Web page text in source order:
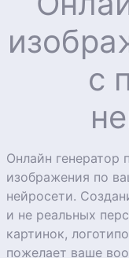
с
Онлайн генератор
изображения по
нейросети.
и не реальных
картинок,
пожелает ваше